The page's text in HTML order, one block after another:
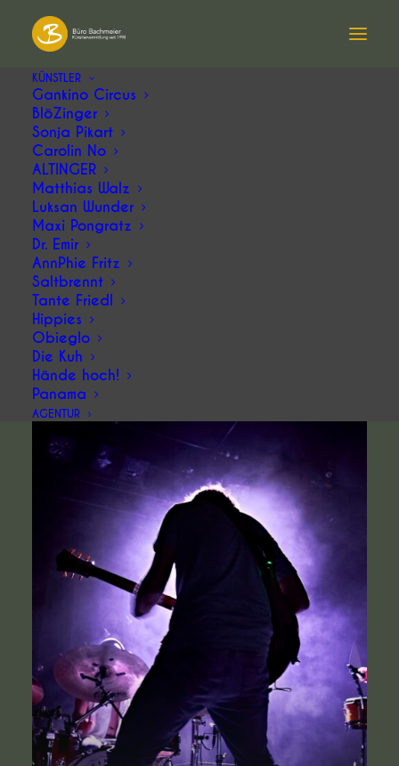
KÜNSTLER
Gankino Circus
BlöZinger
Sonja Pikart
Carolin No
ALTINGER
Matthias Walz
Luksan Wunder
Maxi Pongratz
Dr. Emir
AnnPhie Fritz
Saltbrennt
Tante Friedl
Hippies
Obieglo
Die Kuh
Hände hoch!
Panama
AGENTUR
KÜNSTLERAGENTUR BÜRO BACHMEIER
Vermittlung anspruchsvoller
Bühnenkunst seit 1998
Ob Kabarett, Comedy oder Musik – wir
vertreten Künstlerinnen und Künstler, die
begeistern.